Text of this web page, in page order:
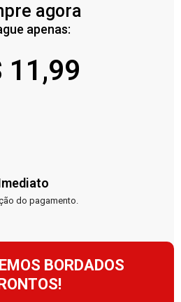
agora
apenas:
11,99
do pagamento.
BORDADOS